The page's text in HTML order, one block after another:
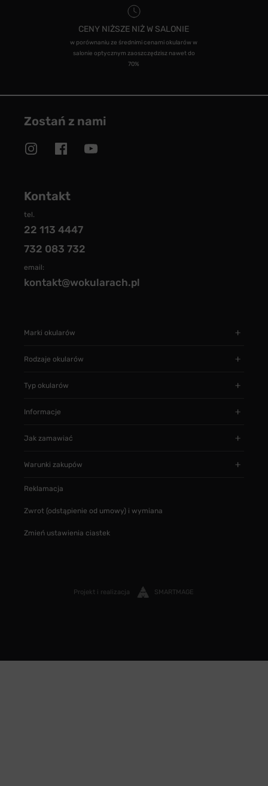
CENY NIŻSZE NIŻ W SALONIE
w porównaniu ze średnimi cenami okularów w
salonie optycznym zaoszczędzisz nawet do
70%
Zostań z nami
Kontakt
tel.
22 113 4447
732 083 732
email:
kontakt@wokularach.pl
Marki okularów
Rodzaje okularów
Typ okularów
Informacje
Jak zamawiać
Warunki zakupów
Reklamacja
Zwrot (odstąpienie od umowy) i wymiana
Zmień ustawienia ciastek
Projekt i realizacja SMARTMAGE